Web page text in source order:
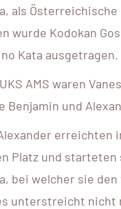
als Österreichische
wurde Kodokan
Kata ausgetragen.
AMS waren
Benjamin und
erreichten
Platz und starteten
bei welcher sie
unterstreicht nicht